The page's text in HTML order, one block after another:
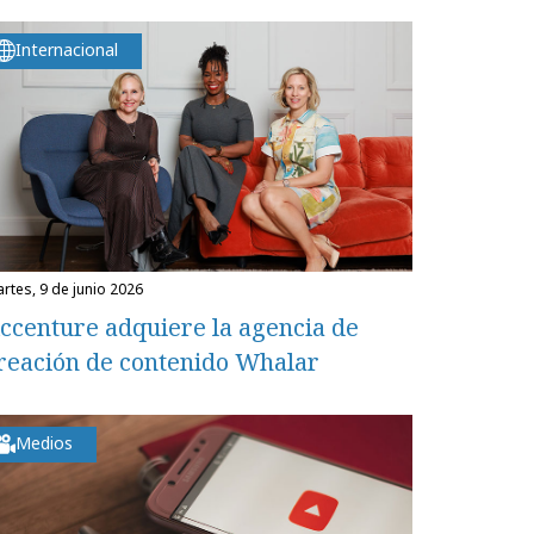
Internacional
9 de junio 2026
adquiere la agencia de
de contenido Whalar
Medios